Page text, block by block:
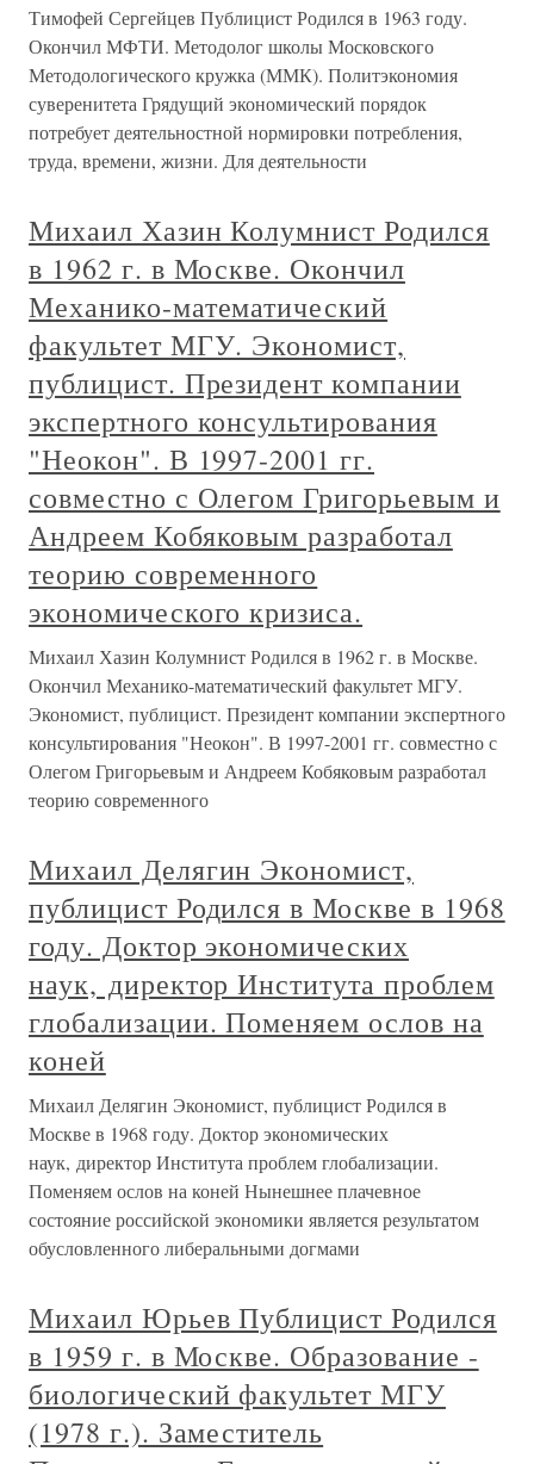
Тимофей Сергейцев Публицист Родился в 1963 году.
Окончил МФТИ. Методолог школы Московского
Методологического кружка (ММК). Политэкономия
суверенитета Грядущий экономический порядок
потребует деятельностной нормировки потребления,
труда, времени, жизни. Для деятельности
Михаил Хазин Колумнист Родился
в 1962 г. в Москве. Окончил
Механико-математический
факультет МГУ. Экономист,
публицист. Президент компании
экспертного консультирования
"Неокон". В 1997-2001 гг.
совместно с Олегом Григорьевым и
Андреем Кобяковым разработал
теорию современного
экономического кризиса.
Михаил Хазин Колумнист Родился в 1962 г. в Москве.
Окончил Механико-математический факультет МГУ.
Экономист, публицист. Президент компании экспертного
консультирования "Неокон". В 1997-2001 гг. совместно с
Олегом Григорьевым и Андреем Кобяковым разработал
теорию современного
Михаил Делягин Экономист,
публицист Родился в Москве в 1968
году. Доктор экономических
наук, директор Института проблем
глобализации. Поменяем ослов на
коней
Михаил Делягин Экономист, публицист Родился в
Москве в 1968 году. Доктор экономических
наук, директор Института проблем глобализации.
Поменяем ослов на коней Нынешнее плачевное
состояние российской экономики является результатом
обусловленного либеральными догмами
Михаил Юрьев Публицист Родился
в 1959 г. в Москве. Образование -
биологический факультет МГУ
(1978 г.). Заместитель